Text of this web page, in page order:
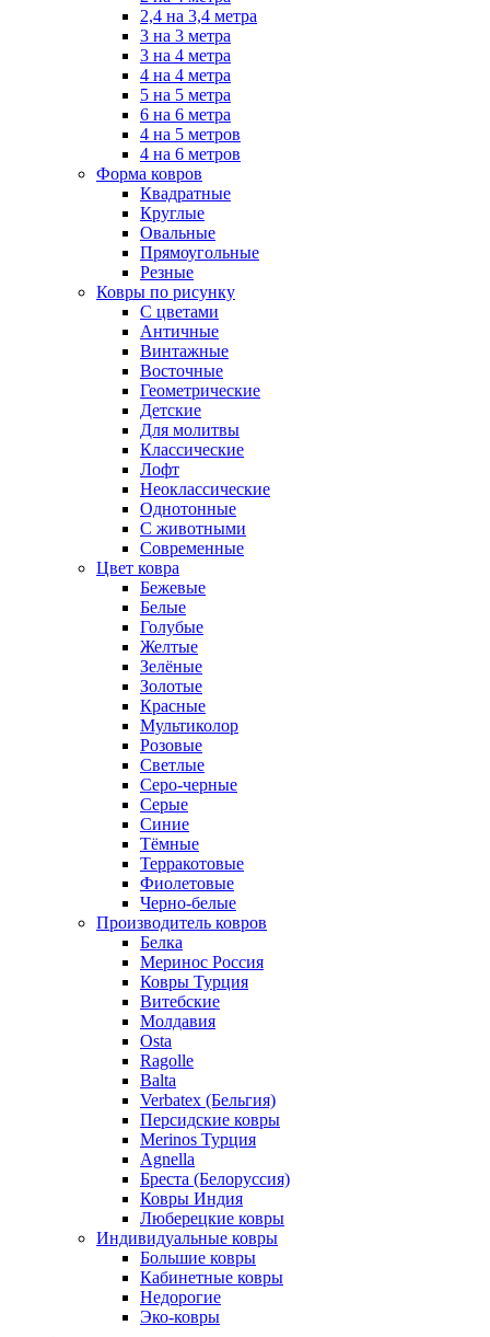
2,4 на 3,4 метра
3 на 3 метра
3 на 4 метра
4 на 4 метра
5 на 5 метра
6 на 6 метра
4 на 5 метров
4 на 6 метров
Форма ковров
Квадратные
Круглые
Овальные
Прямоугольные
Резные
Ковры по рисунку
C цветами
Античные
Винтажные
Восточные
Геометрические
Детские
Для молитвы
Классические
Лофт
Неоклассические
Однотонные
С животными
Современные
Цвет ковра
Бежевые
Белые
Голубые
Желтые
Зелёные
Золотые
Красные
Мультиколор
Розовые
Светлые
Серо-черные
Серые
Синие
Тёмные
Терракотовые
Фиолетовые
Черно-белые
Производитель ковров
Белка
Меринос Россия
Ковры Турция
Витебские
Молдавия
Osta
Ragolle
Balta
Verbatex (Бельгия)
Персидские ковры
Merinos Турция
Agnella
Бреста (Белоруссия)
Ковры Индия
Люберецкие ковры
Индивидуальные ковры
Большие ковры
Кабинетные ковры
Недорогие
Эко-ковры